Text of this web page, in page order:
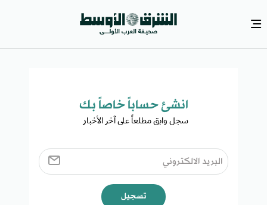
انشئ حساباً خاصاً بك​
سجل وابق مطلعاً على آخر الأخبار ​
تسجيل